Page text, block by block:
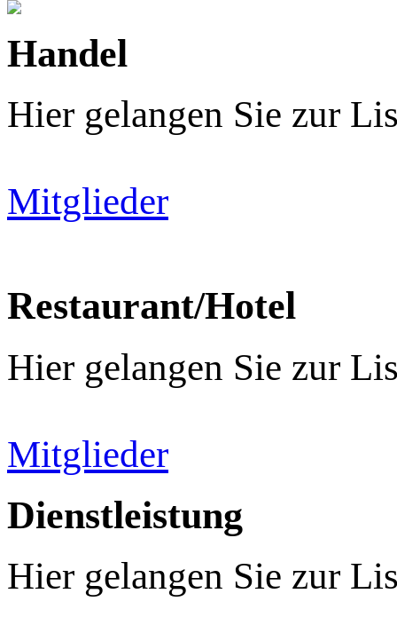
Handel
Hier gelangen Sie zur
Mitglieder
Restaurant/Hotel
Hier gelangen Sie zur
Mitglieder
Dienstleistung
Hier gelangen Sie zur